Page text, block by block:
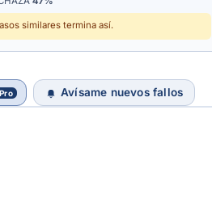
similares termina así.
Pro Avísame nuevos fallos